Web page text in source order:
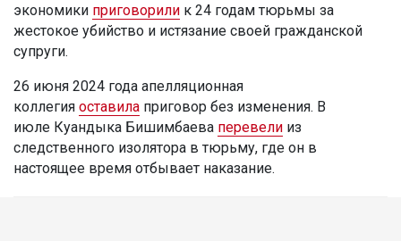
экономики приговорили к 24 годам тюрьмы за
жестокое убийство и истязание своей гражданской
супруги.
26 июня 2024 года апелляционная
коллегия оставила приговор без изменения. В
июле Куандыка Бишимбаева перевели из
следственного изолятора в тюрьму, где он в
настоящее время отбывает наказание.